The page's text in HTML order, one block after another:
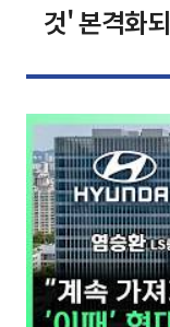
것' 본격화